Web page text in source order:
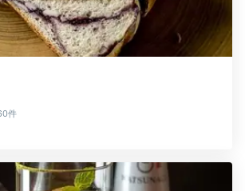
館内のバー「蔵 Vito(クラビト)」へ。
。牡蠣のピザなど軽食も◎。朝9時～
ているので、好きな時間に訪れてみ
件